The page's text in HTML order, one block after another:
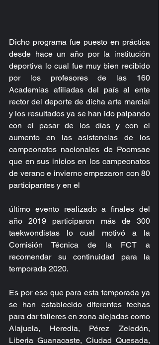
Dicho programa fue puesto en práctica
desde hace un año por la institución
deportiva lo cual fue muy bien recibido
por los profesores de las 160
Academias afiliadas del país al ente
rector del deporte de dicha arte marcial
y los resultados ya se han ido palpando
con el pasar de los días y con el
aumento en las asistencias de los
campeonatos nacionales de Poomsae
que en sus inicios en los campeonatos
de verano e invierno empezaron con 80
participantes y en el
último evento realizado a finales del
año 2019 participaron más de 300
taekwondistas lo cual motivó a la
Comisión Técnica de la FCT a
recomendar su continuidad para la
temporada 2020.
Es por eso que para esta temporada ya
se han establecido diferentes fechas
para dar talleres en zona alejadas como
Alajuela, Heredia, Pérez Zeledón,
Liberia Guanacaste, Ciudad Quesada,